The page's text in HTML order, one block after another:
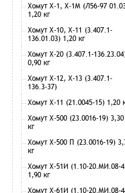
Хомут Х-1, Х-1М (Л56-97
1,20 кг
Хомут Х-10, Х-11 (3.407.1-
136.01.03) 1,20 кг
Хомут Х-20 (3.407.1-
0,90 кг
Хомут Х-12, Х-13 (3.407.1-
136.3-37)
Хомут Х-11 (21.0045-15) 1,20
Хомут Х-500 (23.0016-19) 3,30
кг
Хомут Х-500 П (23.0016-19)
кг
Хомут Х-51И (1.10-20.МИ.08-
1,90 кг
Хомут Х-61И (1.10-20.МИ.08-